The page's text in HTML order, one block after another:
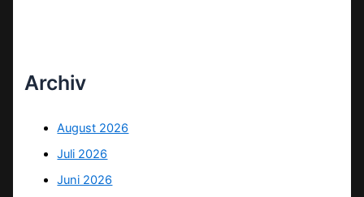
Archiv
August 2026
Juli 2026
Juni 2026